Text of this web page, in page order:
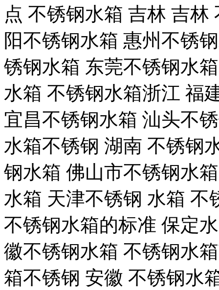
点 不锈钢水箱 吉林 吉
阳不锈钢水箱 惠州不锈
锈钢水箱 东莞不锈钢水
水箱 不锈钢水箱浙江 福
宜昌不锈钢水箱 汕头不
水箱不锈钢 湖南 不锈钢
钢水箱 佛山市不锈钢水
水箱 天津不锈钢 水箱 不
不锈钢水箱的标准 保定
徽不锈钢水箱 不锈钢水
箱不锈钢 安徽 不锈钢水